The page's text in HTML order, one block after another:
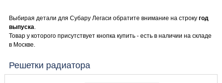
Выбирая детали для Субару Легаси обратите внимание на строку год
выпуска.
Товар у которого присутствует кнопка купить - есть в наличии на складе
в Москве.
Решетки радиатора